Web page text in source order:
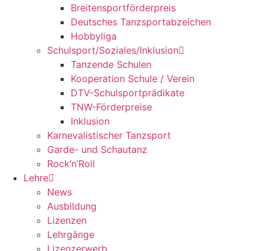
Breitensportförderpreis
Deutsches Tanzsportabzeichen
Hobbyliga
Schulsport/Soziales/Inklusion
Tanzende Schulen
Kooperation Schule / Verein
DTV-Schulsportprädikate
TNW-Förderpreise
Inklusion
Karnevalistischer Tanzsport
Garde- und Schautanz
Rock’n’Roll
Lehre
News
Ausbildung
Lizenzen
Lehrgänge
Lizenzerwerb